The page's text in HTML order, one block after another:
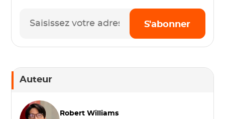
S'abonner
Auteur
Robert Williams